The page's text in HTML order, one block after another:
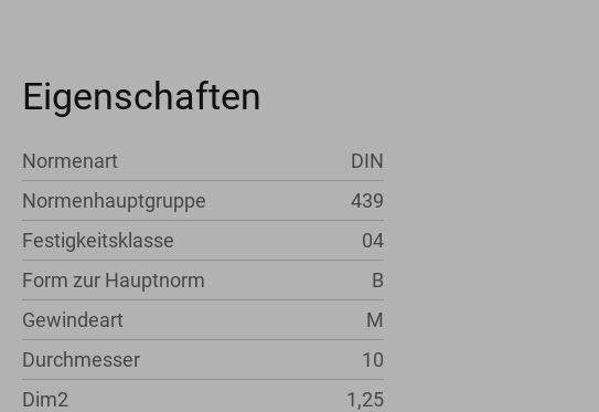
Eigenschaften
Normenart
DIN
Normenhauptgruppe
439
Festigkeitsklasse
04
Form zur Hauptnorm
B
Gewindeart
M
Durchmesser
10
Dim2
1,25